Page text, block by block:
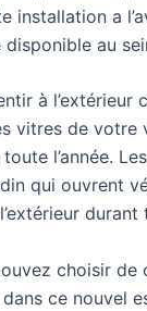
installation a
disponible au
à l’extérieur
vitres de votre
l’année.
qui ouvrent
choisir
ce nouvel